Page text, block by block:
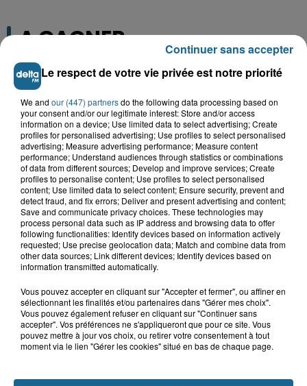
A GAGNER
Grand jeu de l'été : les cabines de plages
Gagnez vos entrées pour Dennlys
Parc
Gagnez vos entrées pour le parc
Bagatelle
Le respect de votre vie privée est notre priorité
We and our (447) partnersdo the following data processing based on
your consent and/or our legitimate interest: Store and/or access
information on a device; Use limited data to select advertising; Create
profiles for personalised advertising; Use profiles to select personalised
advertising; Measure advertising performance; Measure content
performance; Understand audiences through statistics or combinations
of data from different sources; Develop and improve services; Create
profiles to personalise content; Use profiles to select personalised
content; Use limited data to select content; Ensure security, prevent and
detect fraud, and fix errors; Deliver and present advertising and content;
Save and communicate privacy choices. These technologies may
process personal data such as IP address and browsing data to offer
following functionalities: Identify devices based on information actively
requested; Use precise geolocation data; Match and combine data from
other data sources; Link different devices; Identify devices based on
information transmitted automatically.
Vous pouvez accepter en cliquant sur "Accepter et fermer", ou affiner en
sélectionnant les finalités et/ou partenaires dans "Gérer mes choix".
Vous pouvez également refuser en cliquant sur "Continuer sans
accepter". Vos préférences ne s'appliqueront que pour ce site. Vous
pouvez mettre à jour vos choix, ou retirer votre consentement à tout
moment via le lien "Gérer les cookies" situé en bas de chaque page.
Continuer sans accepter